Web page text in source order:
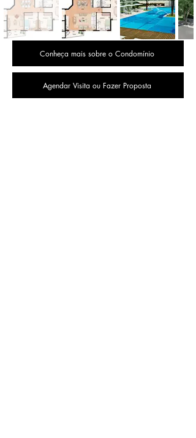
Conheça mais sobre o Condomínio
Agendar Visita ou Fazer Proposta